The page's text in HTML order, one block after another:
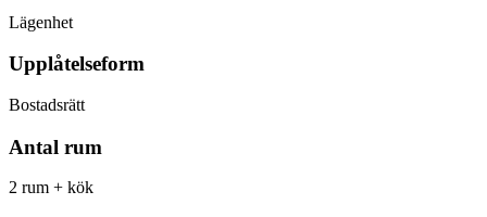
Lägenhet
Upplåtelseform
Bostadsrätt
Antal rum
2 rum + kök